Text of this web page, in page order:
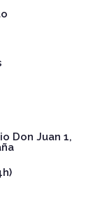
Don Juan 1,